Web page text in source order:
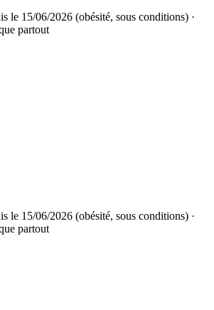
le 15/06/2026 (obésité, sous conditions) ·
partout
le 15/06/2026 (obésité, sous conditions) ·
partout